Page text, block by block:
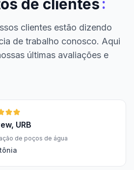
de clientes:
clientes estão dizendo
de trabalho conosco. Aqui
últimas avaliações e
URB
de poços de água